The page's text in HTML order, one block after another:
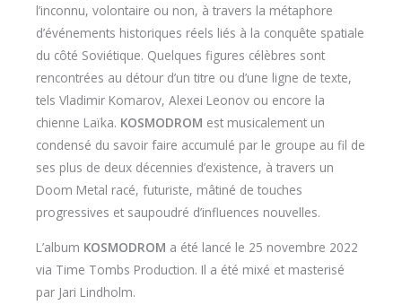
l’inconnu, volontaire ou non, à travers la métaphore
d’événements historiques réels liés à la conquête spatiale
du côté Soviétique. Quelques figures célèbres sont
rencontrées au détour d’un titre ou d’une ligne de texte,
tels Vladimir Komarov, Alexei Leonov ou encore la
chienne Laïka. KOSMODROM est musicalement un
condensé du savoir faire accumulé par le groupe au fil de
ses plus de deux décennies d’existence, à travers un
Doom Metal racé, futuriste, mâtiné de touches
progressives et saupoudré d’influences nouvelles.
L’album KOSMODROM a été lancé le 25 novembre 2022
via Time Tombs Production. Il a été mixé et masterisé
par Jari Lindholm.